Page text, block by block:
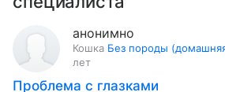
анонимно
Кошка Без породы
лет
Проблема с глазками